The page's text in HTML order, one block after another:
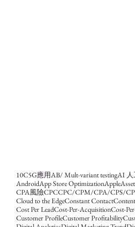
10C5G應用AB/ Mult-variant testingAI 人
AndroidApp Store OptimizationApple
CPA風險CPCCPC/CPM/CPA/CPS/
Cloud to the EdgeConstant Contact
Cost Per LeadCost-Per-AcquisitionCost-
Customer ProfileCustomer Profitability